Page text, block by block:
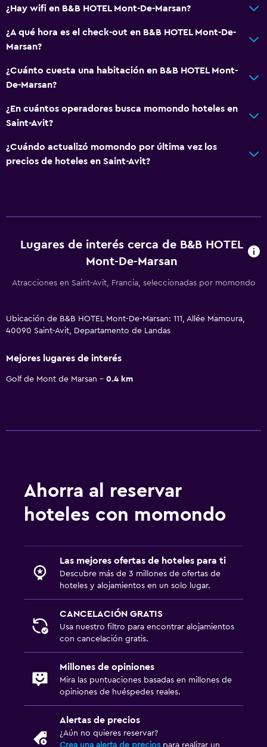
¿Hay wifi en B&B HOTEL Mont-De-Marsan?
¿A qué hora es el check-out en B&B HOTEL Mont-De-
Marsan?
¿Cuánto cuesta una habitación en B&B HOTEL Mont-
De-Marsan?
¿En cuántos operadores busca momondo hoteles en
Saint-Avit?
¿Cuándo actualizó momondo por última vez los
precios de hoteles en Saint-Avit?
Lugares de interés cerca de B&B HOTEL
Mont-De-Marsan
Atracciones en Saint-Avit, Francia, seleccionadas por momondo
Ubicación de B&B HOTEL Mont-De-Marsan: 111, Allée Mamoura,
40090 Saint-Avit, Departamento de Landas
Mejores lugares de interés
Golf de Mont de Marsan 0.4 km
Ahorra al reservar
hoteles con momondo
Las mejores ofertas de hoteles para ti
Descubre más de 3 millones de ofertas de
hoteles y alojamientos en un solo lugar.
CANCELACIÓN GRATIS
Usa nuestro filtro para encontrar alojamientos
con cancelación gratis.
Millones de opiniones
Mira las puntuaciones basadas en millones de
opiniones de huéspedes reales.
Alertas de precios
¿Aún no quieres reservar?
Crea una alerta de precios para realizar un